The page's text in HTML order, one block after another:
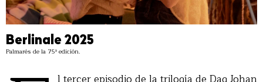
Berlinale 2025
Palmarés de la 75ª edición.